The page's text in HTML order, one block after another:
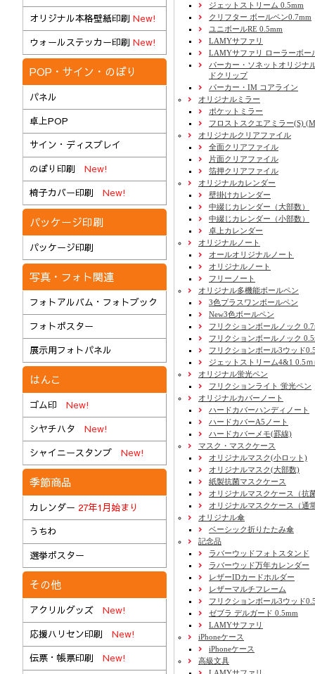
オリジナル本格壁紙印刷 New!
ウォールステッカー印刷 New!
POP・サイン・のぼり
パネル
卓上POP
サイン・ディスプレイ
のぼり印刷 New!
椅子カバー印刷 New!
パッケージ印刷
パッケージ印刷
写真・フォト関連
フォトアルバム・フォトブック
フォトポスター
展示用フォトパネル
はんこ
ゴム印 New!
シヤチハタ New!
シャイニースタンプ New!
季節商品
カレンダー 27年1月始まり
うちわ
選挙ポスター
その他
アクリルグッズ New!
応援ハリセン印刷 New!
伝票・帳票印刷 New!
ジェットストリーム 0.5mm
クリフター ボールペン0.7mm
ユニボールRE 0.5mm
LAMYサファリ
LAMYサファリ ローラーボー
パーカー・ソネットオリジナ
ドクリップ
パーカー・IM コアライン
オリジナルミラー
ポケットミラー
フロストスクエアミラー(S)
オリジナルクリアファイル
全面クリアファイル
片面クリアファイル
箔押クリアファイル
オリジナルカレンダー
壁掛けカレンダー
中綴じカレンダー（大部数）
中綴じカレンダー（小部数）
卓上カレンダー
オリジナルノート
オールオリジナルノート
オリジナルノート
フリーノート
オリジナル多機能ボールペン
3色プラスワンボールペン
New3色ボールペン
フリクションボールノック
フリクションボールノック
フリクションボール3ウッド
ジェットストリーム4&1 0.5ｍ
オリジナル蛍光ペン
フリクションライト 蛍光ペン
オリジナルカバーノート
ハードカバーハンディノート
ハードカバーA5ノート
ハードカバーメモ(罫線)
マスク・マスクケース
オリジナルマスク(小ロット)
オリジナルマスク(大部数)
紙製抗菌マスクケース
オリジナルマスクケース（抗
オリジナルマスクケース（通
オリジナル傘
ベーシック折りたたみ傘
記念品
ラバーウッドフォトスタンド
ラバーウッド万年カレンダー
レザーIDカードホルダー
レザーマルチフレーム
フリクションボール3ウッド
ゼブラ デルガード 0.5mm
LAMYサファリ
iPhoneケース
iPhoneケース
高級文具